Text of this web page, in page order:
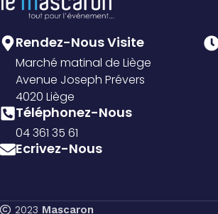
Rendez-Nous Visite
Marché matinal de Liège
Avenue Joseph Prévers
4020 Liège
Téléphonez-Nous
04 361 35 61
Ecrivez-Nous
2023 Mascaron